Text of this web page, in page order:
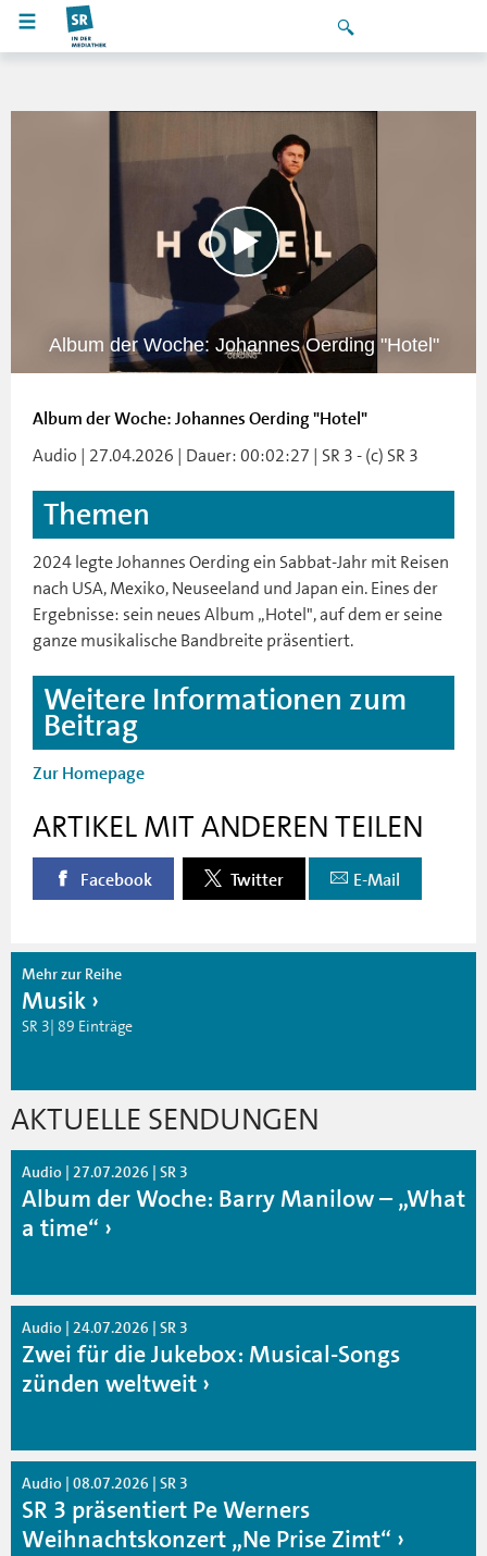
Album der Woche: Johannes Oerding "Hotel"
Album der Woche: Johannes Oerding "Hotel"
Audio | 27.04.2026 | Dauer: 00:02:27 | SR 3 - (c) SR 3
Themen
2024 legte Johannes Oerding ein Sabbat-Jahr mit Reisen
nach USA, Mexiko, Neuseeland und Japan ein. Eines der
Ergebnisse: sein neues Album „Hotel", auf dem er seine
ganze musikalische Bandbreite präsentiert.
Weitere Informationen zum
Beitrag
Zur Homepage
ARTIKEL MIT ANDEREN TEILEN
Facebook Twitter E-Mail
Mehr zur Reihe
Musik
SR 3| 89 Einträge
AKTUELLE SENDUNGEN
Audio | 27.07.2026 | SR 3
Album der Woche: Barry Manilow – „What
a time“
Audio | 24.07.2026 | SR 3
Zwei für die Jukebox: Musical-Songs
zünden weltweit
Audio | 08.07.2026 | SR 3
SR 3 präsentiert Pe Werners
Weihnachtskonzert „Ne Prise Zimt“